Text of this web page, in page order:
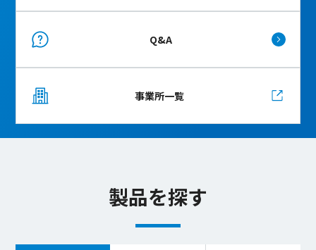
Q&A
事業所一覧
製品を探す